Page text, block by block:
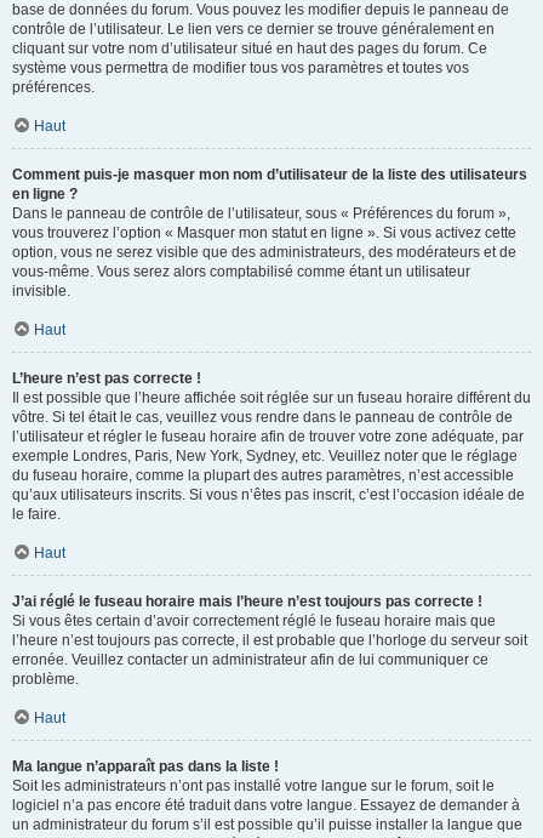
base de données du forum. Vous pouvez les modifier depuis le panneau de
contrôle de l’utilisateur. Le lien vers ce dernier se trouve généralement en
cliquant sur votre nom d’utilisateur situé en haut des pages du forum. Ce
système vous permettra de modifier tous vos paramètres et toutes vos
préférences.
Haut
Comment puis-je masquer mon nom d’utilisateur de la liste des utilisateurs
en ligne ?
Dans le panneau de contrôle de l’utilisateur, sous « Préférences du forum »,
vous trouverez l’option « Masquer mon statut en ligne ». Si vous activez cette
option, vous ne serez visible que des administrateurs, des modérateurs et de
vous-même. Vous serez alors comptabilisé comme étant un utilisateur
invisible.
Haut
L’heure n’est pas correcte !
Il est possible que l’heure affichée soit réglée sur un fuseau horaire différent du
vôtre. Si tel était le cas, veuillez vous rendre dans le panneau de contrôle de
l’utilisateur et régler le fuseau horaire afin de trouver votre zone adéquate, par
exemple Londres, Paris, New York, Sydney, etc. Veuillez noter que le réglage
du fuseau horaire, comme la plupart des autres paramètres, n’est accessible
qu’aux utilisateurs inscrits. Si vous n’êtes pas inscrit, c’est l’occasion idéale de
le faire.
Haut
J’ai réglé le fuseau horaire mais l’heure n’est toujours pas correcte !
Si vous êtes certain d’avoir correctement réglé le fuseau horaire mais que
l’heure n’est toujours pas correcte, il est probable que l’horloge du serveur soit
erronée. Veuillez contacter un administrateur afin de lui communiquer ce
problème.
Haut
Ma langue n’apparaît pas dans la liste !
Soit les administrateurs n’ont pas installé votre langue sur le forum, soit le
logiciel n’a pas encore été traduit dans votre langue. Essayez de demander à
un administrateur du forum s’il est possible qu’il puisse installer la langue que